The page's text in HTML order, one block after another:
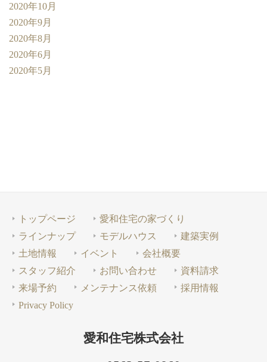
2020年10月
2020年9月
2020年8月
2020年6月
2020年5月
トップページ
愛和住宅の家づくり
ラインナップ
モデルハウス
建築実例
土地情報
イベント
会社概要
スタッフ紹介
お問い合わせ
資料請求
来場予約
メンテナンス依頼
採用情報
Privacy Policy
愛和住宅株式会社